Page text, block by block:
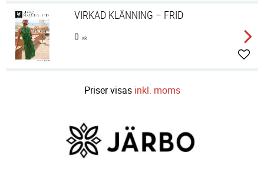
VIRKAD KLÄNNING – FRID
0 KR
Priser visas inkl. moms